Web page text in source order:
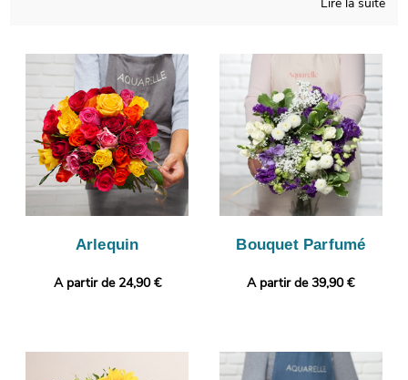
l’ensemble sera prise, une fois le bouquet placé dans un
contenant approprié. Nous vous enverrons ensuite cette image
afin que vous puissiez vous assurer de la conformité de votre
bouquet de fleurs. L’envoi sera ensuite effectué. Personnalisez
votre cadeau en ajoutant gratuitement un message
personnalisé, ou une photo imprimée.
Arlequin
A partir de 24,90 €
Bouquet Parfumé
A partir de 39,90 €